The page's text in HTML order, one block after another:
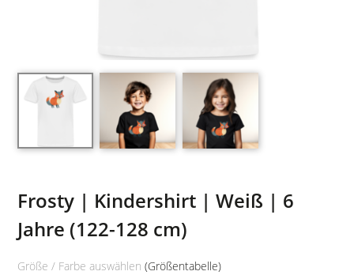
Frosty | Kindershirt | Weiß | 6
Jahre (122-128 cm)
Größe / Farbe auswählen(Größentabelle)